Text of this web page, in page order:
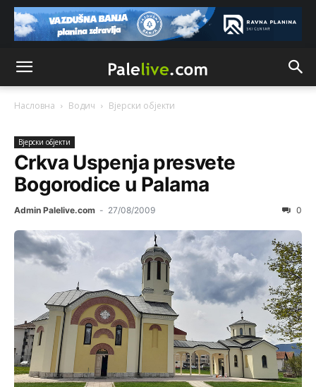
Насловна Водич Вјeрски објeкти
Вјeрски објeкти
Crkva Uspenja presvete
Bogorodice u Palama
Admin Palelive.com - 27/08/2009 0